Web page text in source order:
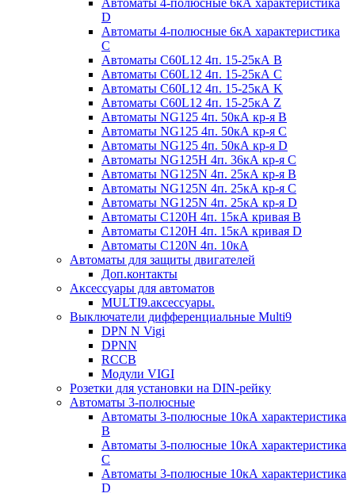
D
Автоматы 4-полюсные 6кА характеристика
С
Автоматы C60L12 4п. 15-25кА B
Автоматы C60L12 4п. 15-25кА C
Автоматы C60L12 4п. 15-25кА K
Автоматы C60L12 4п. 15-25кА Z
Автоматы NG125 4п. 50кА кр-я B
Автоматы NG125 4п. 50кА кр-я C
Автоматы NG125 4п. 50кА кр-я D
Автоматы NG125H 4п. 36кА кр-я C
Автоматы NG125N 4п. 25кА кр-я B
Автоматы NG125N 4п. 25кА кр-я C
Автоматы NG125N 4п. 25кА кр-я D
Автоматы С120H 4п. 15кА кривая B
Автоматы С120H 4п. 15кА кривая D
Автоматы С120N 4п. 10кА
Автоматы для защиты двигателей
Доп.контакты
Аксессуары для автоматов
MULTI9.аксессуары.
Выключатели дифференциальные Multi9
DPN N Vigi
DPNN
RCCB
Модули VIGI
Розетки для установки на DIN-рейку
Автоматы 3-полюсные
Автоматы 3-полюсные 10кА характеристика
B
Автоматы 3-полюсные 10кА характеристика
C
Автоматы 3-полюсные 10кА характеристика
D